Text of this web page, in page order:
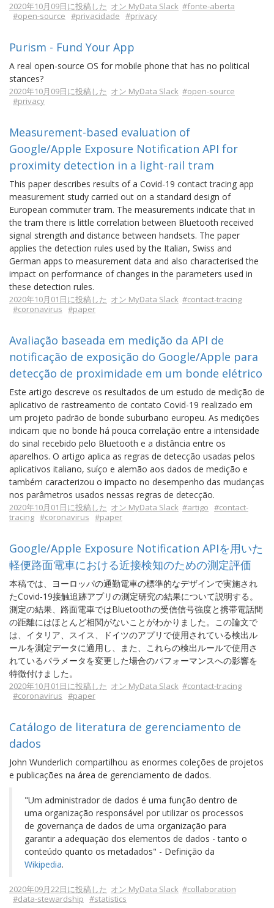
2020年10月09日に投稿した オン MyData Slack #fonte-aberta
#open-source #privacidade #privacy
Purism - Fund Your App
A real open-source OS for mobile phone that has no political
stances?
2020年10月09日に投稿した オン MyData Slack #open-source
#privacy
Measurement-based evaluation of
Google/Apple Exposure Notification API for
proximity detection in a light-rail tram
This paper describes results of a Covid-19 contact tracing app
measurement study carried out on a standard design of
European commuter tram. The measurements indicate that in
the tram there is little correlation between Bluetooth received
signal strength and distance between handsets. The paper
applies the detection rules used by the Italian, Swiss and
German apps to measurement data and also characterised the
impact on performance of changes in the parameters used in
these detection rules.
2020年10月01日に投稿した オン MyData Slack #contact-tracing
#coronavirus #paper
Avaliação baseada em medição da API de
notificação de exposição do Google/Apple para
detecção de proximidade em um bonde elétrico
Este artigo descreve os resultados de um estudo de medição de
aplicativo de rastreamento de contato Covid-19 realizado em
um projeto padrão de bonde suburbano europeu. As medições
indicam que no bonde há pouca correlação entre a intensidade
do sinal recebido pelo Bluetooth e a distância entre os
aparelhos. O artigo aplica as regras de detecção usadas pelos
aplicativos italiano, suíço e alemão aos dados de medição e
também caracterizou o impacto no desempenho das mudanças
nos parâmetros usados ​​nessas regras de detecção.
2020年10月01日に投稿した オン MyData Slack #artigo #contact-
tracing #coronavirus #paper
Google/Apple Exposure Notification APIを用いた
軽便路面電車における近接検知のための測定評価
本稿では、ヨーロッパの通勤電車の標準的なデザインで実施され
たCovid-19接触追跡アプリの測定研究の結果について説明する。
測定の結果、路面電車ではBluetoothの受信信号強度と携帯電話間
の距離にはほとんど相関がないことがわかりました。この論文で
は、イタリア、スイス、ドイツのアプリで使用されている検出ル
ールを測定データに適用し、また、これらの検出ルールで使用さ
れているパラメータを変更した場合のパフォーマンスへの影響を
特徴付けました。
2020年10月01日に投稿した オン MyData Slack #contact-tracing
#coronavirus #paper
Catálogo de literatura de gerenciamento de
dados
John Wunderlich compartilhou as enormes coleções de projetos
e publicações na área de gerenciamento de dados.
"Um administrador de dados é uma função dentro de
uma organização responsável por utilizar os processos
de governança de dados de uma organização para
garantir a adequação dos elementos de dados - tanto o
conteúdo quanto os metadados" - Definição da
Wikipedia.
2020年09月22日に投稿した オン MyData Slack #collaboration
#data-stewardship #statistics